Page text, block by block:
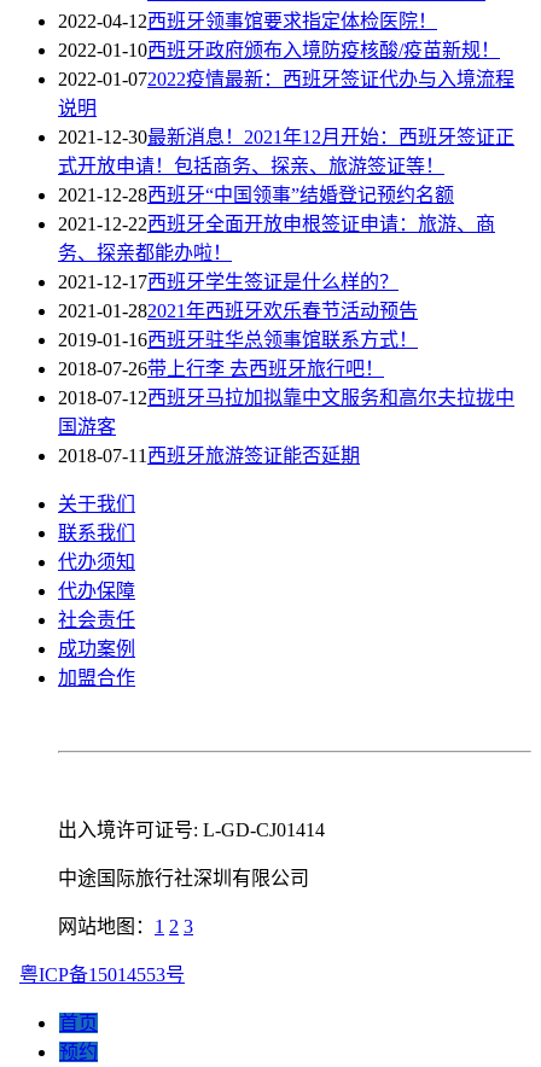
2022-04-12西班牙领事馆要求指定体检医院！
2022-01-10西班牙政府颁布入境防疫核酸/疫苗新规！
2022-01-072022疫情最新：西班牙签证代办与入境流程
说明
2021-12-30最新消息！2021年12月开始：西班牙签证正
式开放申请！包括商务、探亲、旅游签证等！
2021-12-28西班牙“中国领事”结婚登记预约名额
2021-12-22西班牙全面开放申根签证申请：旅游、商
务、探亲都能办啦！
2021-12-17西班牙学生签证是什么样的？
2021-01-282021年西班牙欢乐春节活动预告
2019-01-16西班牙驻华总领事馆联系方式！
2018-07-26带上行李 去西班牙旅行吧！
2018-07-12西班牙马拉加拟靠中文服务和高尔夫拉拢中
国游客
2018-07-11 西班牙旅游签证能否延期
关于我们
联系我们
代办须知
代办保障
社会责任
成功案例
加盟合作
出入境许可证号: L-GD-CJ01414
中途国际旅行社深圳有限公司
网站地图： 1 2 3
粤ICP备15014553号
首页
预约